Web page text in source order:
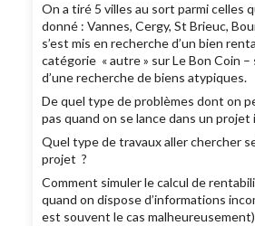
On a tiré 5 villes au sort parmi celles
donné : Vannes, Cergy, St Brieuc,
s’est mis en recherche d’un bien
catégorie « autre » sur Le Bon Coin
d’une recherche de biens atypiques.
De quel type de problèmes dont on
pas quand on se lance dans un projet
Quel type de travaux aller chercher
projet ?
Comment simuler le calcul de
quand on dispose d’informations
est souvent le cas malheureusement)